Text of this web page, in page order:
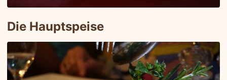
Die Hauptspeise